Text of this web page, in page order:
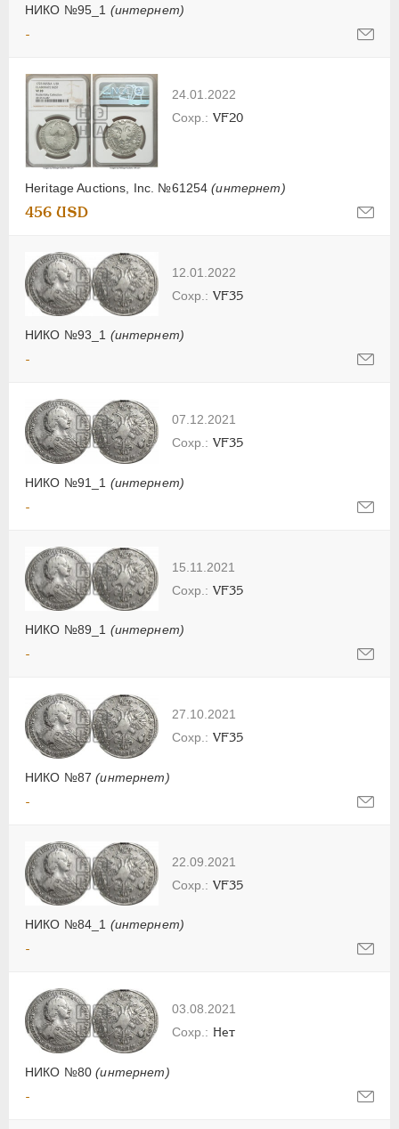
НИКО №95_1 (интернет)
-
24.01.2022
Heritage Auctions, Inc. №61254(интернет)
VF20
456 USD
12.01.2022
НИКО №93_1 (интернет)
VF35
-
07.12.2021
НИКО №91_1 (интернет)
VF35
-
15.11.2021
НИКО №89_1 (интернет)
VF35
-
27.10.2021
НИКО №87(интернет)
VF35
-
22.09.2021
НИКО №84_1 (интернет)
VF35
-
03.08.2021
НИКО №80(интернет)
Нет
-